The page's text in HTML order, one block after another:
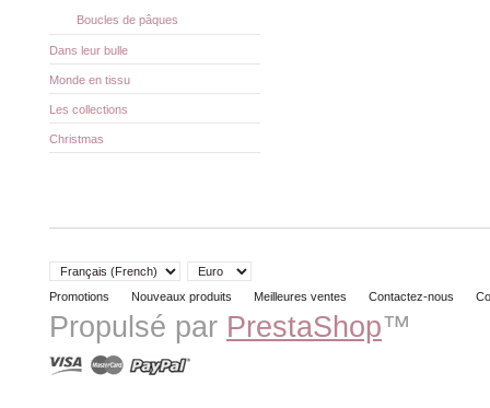
Boucles de pâques
Dans leur bulle
Monde en tissu
Les collections
Christmas
Promotions Nouveaux produits Meilleures ventes Contactez-nous
Propulsé par PrestaShop™